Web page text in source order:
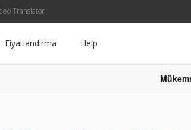
Translator
Fiyatlandırma Help